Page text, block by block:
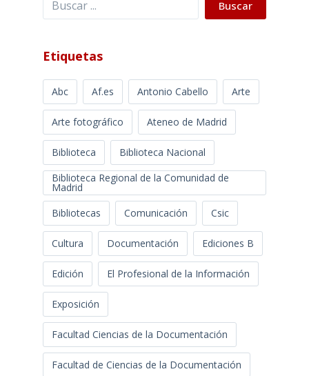
Buscar
Etiquetas
Abc Af.es Antonio Cabello Arte
Arte fotográfico Ateneo de Madrid
Biblioteca
Biblioteca Nacional
Biblioteca Regional de la Comunidad de
Madrid
Bibliotecas
Comunicación Csic
Cultura Documentación Ediciones B
Edición El Profesional de la Información
Exposición
Facultad Ciencias de la Documentación
Facultad de Ciencias de la Documentación